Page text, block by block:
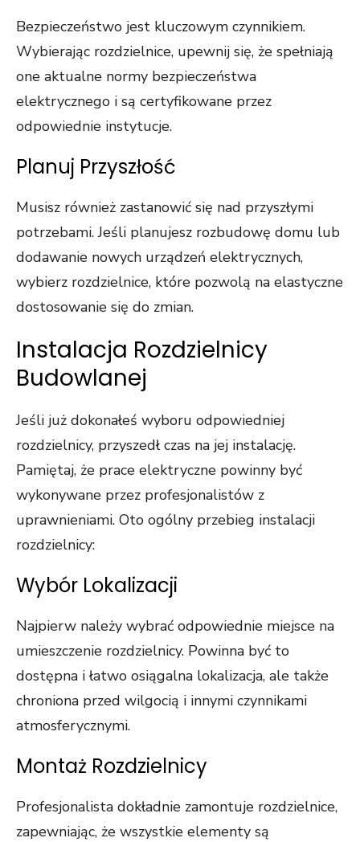
Bezpieczeństwo jest kluczowym czynnikiem.
Wybierając rozdzielnice, upewnij się, że spełniają
one aktualne normy bezpieczeństwa
elektrycznego i są certyfikowane przez
odpowiednie instytucje.
Planuj Przyszłość
Musisz również zastanowić się nad przyszłymi
potrzebami. Jeśli planujesz rozbudowę domu lub
dodawanie nowych urządzeń elektrycznych,
wybierz rozdzielnice, które pozwolą na elastyczne
dostosowanie się do zmian.
Instalacja Rozdzielnicy
Budowlanej
Jeśli już dokonałeś wyboru odpowiedniej
rozdzielnicy, przyszedł czas na jej instalację.
Pamiętaj, że prace elektryczne powinny być
wykonywane przez profesjonalistów z
uprawnieniami. Oto ogólny przebieg instalacji
rozdzielnicy:
Wybór Lokalizacji
Najpierw należy wybrać odpowiednie miejsce na
umieszczenie rozdzielnicy. Powinna być to
dostępna i łatwo osiągalna lokalizacja, ale także
chroniona przed wilgocią i innymi czynnikami
atmosferycznymi.
Montaż Rozdzielnicy
Profesjonalista dokładnie zamontuje rozdzielnice,
zapewniając, że wszystkie elementy są